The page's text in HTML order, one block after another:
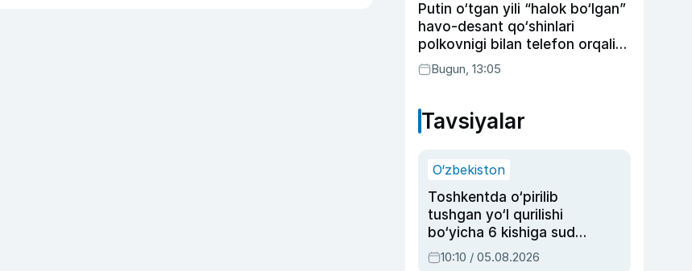
Putin o‘tgan yili “halok bo‘lgan”
havo-desant qo‘shinlari
polkovnigi bilan telefon orqali
suhbatlashdi
Bugun, 13:05
Tavsiyalar
O‘zbekiston
Toshkentda o‘pirilib
tushgan yo‘l qurilishi
bo‘yicha 6 kishiga sud
hukmi o‘qildi
10:10 / 05.08.2026